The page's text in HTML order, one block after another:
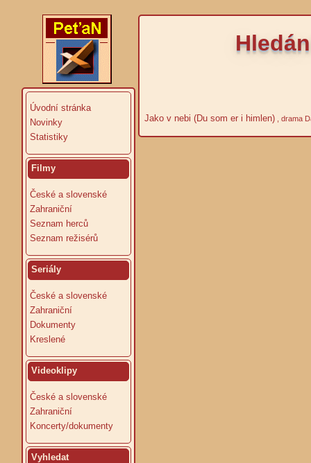
Úvodní stránka
Novinky
Statistiky
Filmy
České a slovenské
Zahraniční
Seznam herců
Seznam režisérů
Seriály
České a slovenské
Zahraniční
Dokumenty
Kreslené
Videoklipy
České a slovenské
Zahraniční
Koncerty/dokumenty
Vyhledat
Jako v nebi (Du som er i himlen) , drama